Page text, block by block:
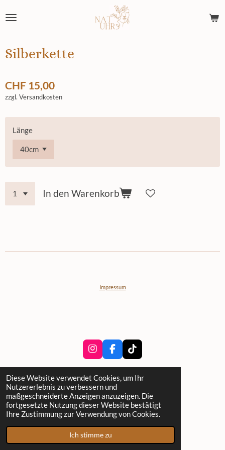
Diese Website verwendet Cookies, um Ihr
Nutzererlebnis zu verbessern und
maßgeschneiderte Anzeigen anzuzeigen. Die
fortgesetzte Nutzung dieser Website bestätigt
Ihre Zustimmung zur Verwendung von Cookies.
Ich stimme zu
Hauptinhalt
Silberkette
CHF 15,00
zzgl. Versandkosten
Länge
In den Warenkorb
Impressum
I
n
t
a
g
r
a
m
F
a
e
b
o
o
k
T
i
T
k
Annik Schlatter
Sonnenfeldstrasse 2, 8702 Zollikon
annik.schlatter@nat-uhr.ch